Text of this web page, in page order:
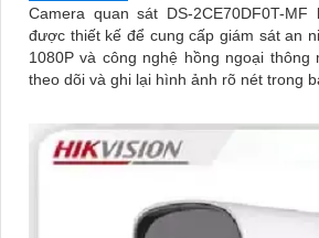
Camera quan sát DS-2CE70DF0T-
được thiết kế để cung cấp giám sát an ninh tốt nhất. Với
1080P và công nghệ hồng ngoại
theo dõi và ghi lại hình ảnh rõ nét trong